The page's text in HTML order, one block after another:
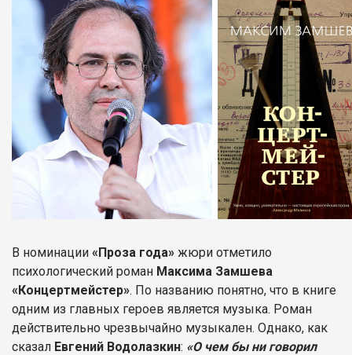
В номинации «Проза года» жюри отметило
психологический роман Максима Замшева
«Концертмейстер». По названию понятно, что в книге
одним из главных героев является музыка. Роман
действительно чрезвычайно музыкален. Однако, как
сказал Евгений Водолазкин: «О чем бы ни говорил